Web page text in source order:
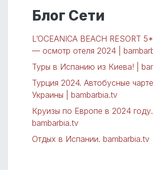
Блог Сети
L’OCEANICA BEACH RESORT
— осмотр отеля 2024 |
Туры в Испанию из Киева! |
Турция 2024. Автобусные
Украины | bambarbia.tv
Круизы по Европе в 2024 году. |
bambarbia.tv
Отдых в Испании. bambarbia.tv